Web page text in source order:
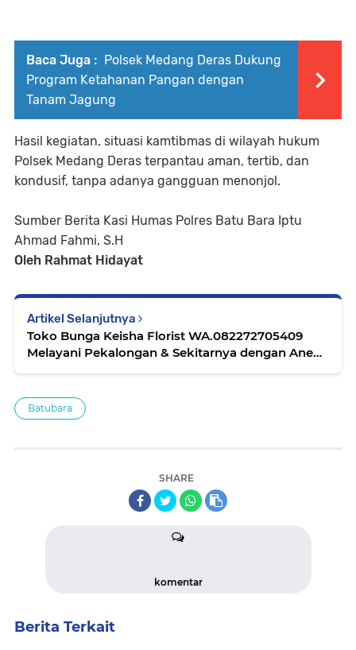
Baca Juga : Polsek Medang Deras Dukung
Program Ketahanan Pangan dengan
Tanam Jagung
Hasil kegiatan, situasi kamtibmas di wilayah hukum
Polsek Medang Deras terpantau aman, tertib, dan
kondusif, tanpa adanya gangguan menonjol.
Sumber Berita Kasi Humas Polres Batu Bara Iptu
Ahmad Fahmi, S.H
Oleh Rahmat Hidayat
Artikel Selanjutnya
Toko Bunga Keisha Florist WA.082272705409
Melayani Pekalongan & Sekitarnya dengan Aneka
Batubara
SHARE
komentar
Berita Terkait